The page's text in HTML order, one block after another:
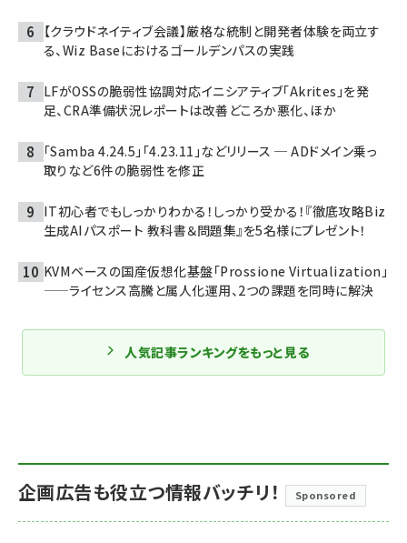
【クラウドネイティブ会議】厳格な統制と開発者体験を両立す
る、Wiz Baseにおけるゴールデンパスの実践
LFがOSSの脆弱性協調対応イニシアティブ「Akrites」を発
足、CRA準備状況レポートは改善どころか悪化、ほか
「Samba 4.24.5」「4.23.11」などリリース ─ ADドメイン乗っ
取りなど6件の脆弱性を修正
IT初心者でもしっかりわかる！しっかり受かる！『徹底攻略Biz
生成AIパスポート 教科書＆問題集』を5名様にプレゼント！
KVMベースの国産仮想化基盤「Prossione Virtualization」
——ライセンス高騰と属人化運用、2つの課題を同時に解決
人気記事ランキングをもっと見る
企画広告も役立つ情報バッチリ！ Sponsored